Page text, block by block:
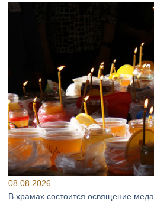
08.08.2026
В храмах состоится освящение меда